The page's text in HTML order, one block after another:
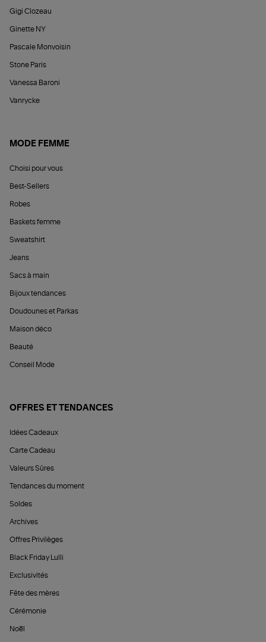
Gigi Clozeau
Ginette NY
Pascale Monvoisin
Stone Paris
Vanessa Baroni
Vanrycke
MODE FEMME
Choisi pour vous
Best-Sellers
Robes
Baskets femme
Sweatshirt
Jeans
Sacs à main
Bijoux tendances
Doudounes et Parkas
Maison déco
Beauté
Conseil Mode
OFFRES ET TENDANCES
Idées Cadeaux
Carte Cadeau
Valeurs Sûres
Tendances du moment
Soldes
Archives
Offres Privilèges
Black Friday Lulli
Exclusivités
Fête des mères
Cérémonie
Noël